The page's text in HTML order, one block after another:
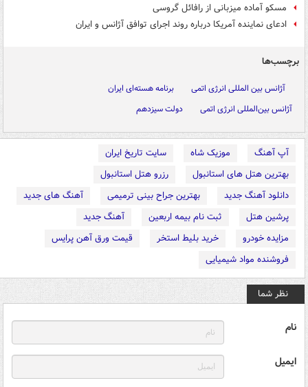
مسکو آماده میزبانی از رافائل گروسی
ادعای نماینده آمریکا درباره روند اجرای توافق آژانس و ایران
برچسب‌ها
آژانس بین المللی انرژی اتمی
برنامه هسته‌ای ایران
آژانس بین‌المللی انرژی اتمی
دولت سیزدهم
آپ آهنگ موزیک شاه
سایت تاریخ ایران
بهترین هتل های استانبول
رزرو هتل استانبول
دانلود آهنگ جدید
بهترین جراح بینی ترمیمی
آهنگ های جدید
پرشین هتل
ثبت نام بیمه اربعین
آهنگ جدید
مزایده خودرو
خرید بلیط استخر
قیمت ورق آهن پرایس
فروشنده مواد شیمیایی
نظر شما
نام
ایمیل